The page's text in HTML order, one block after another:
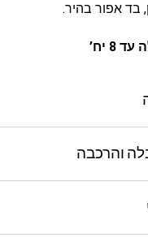
בד אפור בהיר.
8 יח’
והרכבה